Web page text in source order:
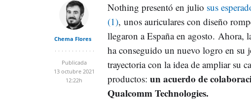
Chema Flores
Publicada
13 octubre 2021
12:22h
Nothing presentó en julio sus
(1), unos auriculares con diseño
llegaron a España en agosto. Ahora,
ha conseguido un nuevo logro en su
trayectoria con la idea de ampliar su
productos: un acuerdo de
Qualcomm Technologies.